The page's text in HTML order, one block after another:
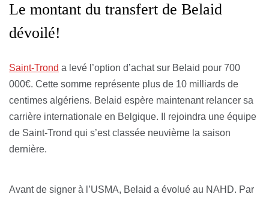
Le montant du transfert de Belaid
dévoilé!
Saint-Trond a levé l’option d’achat sur Belaid pour 700
000€. Cette somme représente plus de 10 milliards de
centimes algériens. Belaid espère maintenant relancer sa
carrière internationale en Belgique. Il rejoindra une équipe
de Saint-Trond qui s’est classée neuvième la saison
dernière.
Avant de signer à l’USMA, Belaid a évolué au NAHD. Par